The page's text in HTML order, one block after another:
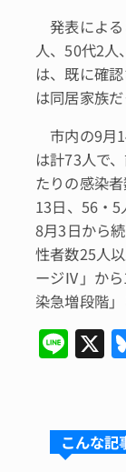
発表による
人、50代2人
は、既に確
は同居家族だ
市内の9月
は計73人で
たりの感染
13日、56・5
8月3日から
性者数25人
ージⅣ」か
染急増段階」
Li
n
X
こんな記